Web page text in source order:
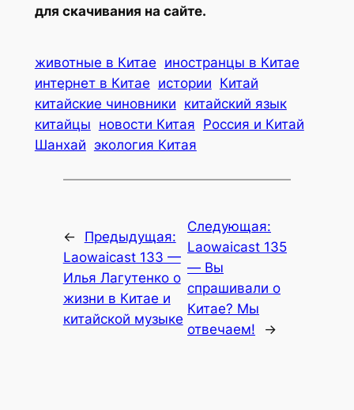
для скачивания на сайте.
животные в Китае иностранцы в Китае
интернет в Китае истории Китай
китайские чиновники китайский язык
китайцы новости Китая Россия и Китай
Шанхай экология Китая
←
Предыдущая:
Laowaicast 133 —
Илья Лагутенко о
жизни в Китае и
китайской музыке
Следующая:
Laowaicast 135
— Вы
спрашивали о
Китае? Мы
отвечаем!
→